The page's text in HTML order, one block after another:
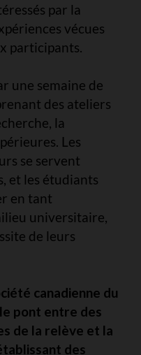
par la
vécues
participants.
une semaine de
des ateliers
la
Les
se servent
et les étudiants
en tant
universitaire,
de leurs
canadienne du
pont entre des
de la relève et la
des